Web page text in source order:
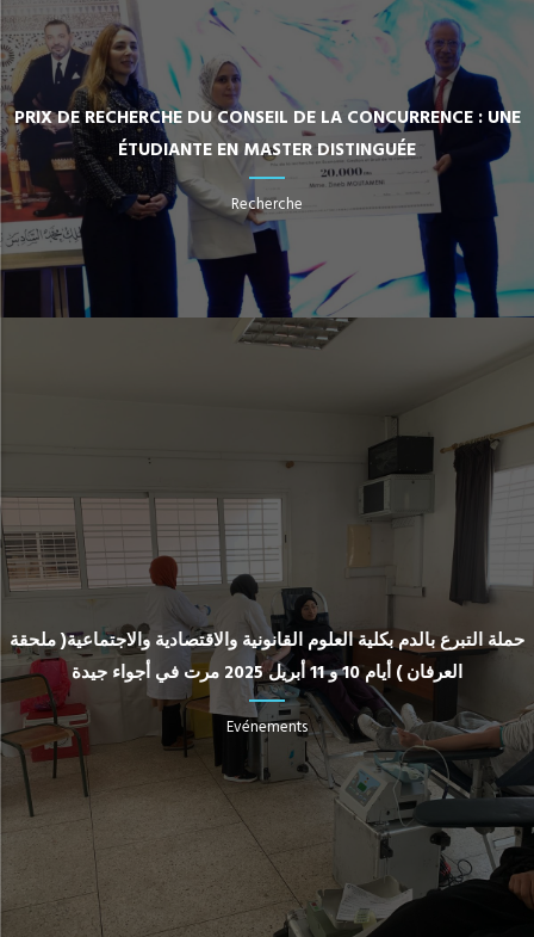
PRIX DE RECHERCHE DU CONSEIL DE LA CONCURRENCE : UNE
ÉTUDIANTE EN MASTER DISTINGUÉE
Recherche
حملة التبرع بالدم بكلية العلوم القانونية والاقتصادية والاجتماعية( ملحقة
العرفان ) أيام 10 و 11 أبريل 2025 مرت في أجواء جيدة
Evénements